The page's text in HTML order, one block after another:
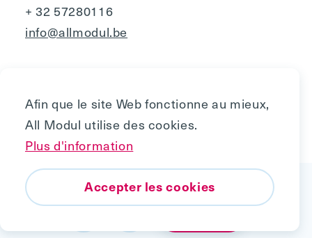
Afin que le site Web fonctionne au mieux,
All Modul utilise des cookies.
Plus d'information
Accepter les cookies
En savoir plus ?
+ 32 57280116
info@allmodul.be
Privacy
Politique de cookies
Copyright © 2010 - 2026, All Modul
Vers le haut